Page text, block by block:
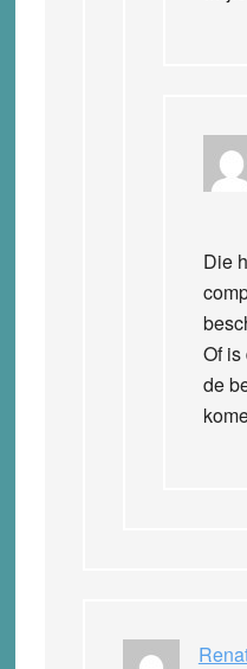
Die
Of is
de